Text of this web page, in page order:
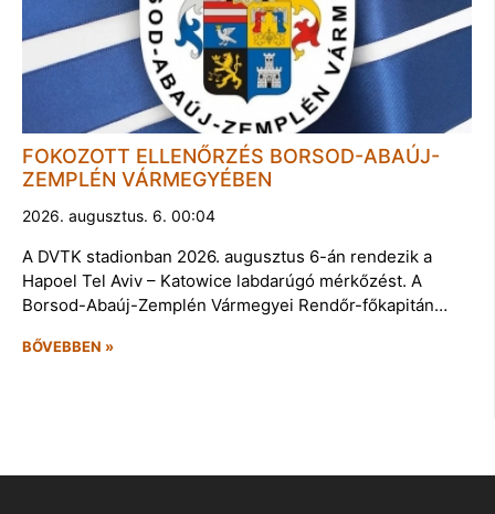
FOKOZOTT ELLENŐRZÉS BORSOD-ABAÚJ-
ZEMPLÉN VÁRMEGYÉBEN
2026. augusztus. 6. 00:04
A DVTK stadionban 2026. augusztus 6-án rendezik a
Hapoel Tel Aviv – Katowice labdarúgó mérkőzést. A
Borsod-Abaúj-Zemplén Vármegyei Rendőr-főkapitán…
BŐVEBBEN »